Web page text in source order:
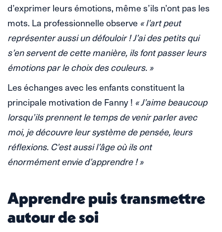
d’exprimer leurs émotions, même s’ils n’ont pas les
mots. La professionnelle observe « l’art peut
représenter aussi un défouloir ! J’ai des petits qui
s’en servent de cette manière, ils font passer leurs
émotions par le choix des couleurs. »
Les échanges avec les enfants constituent la
principale motivation de Fanny ! « J’aime beaucoup
lorsqu’ils prennent le temps de venir parler avec
moi, je découvre leur système de pensée, leurs
réflexions. C’est aussi l’âge où ils ont
énormément envie d’apprendre ! »
Apprendre puis transmettre
autour de soi